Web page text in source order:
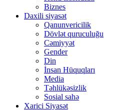
Biznes
Daxili siyasət
Qanunvericilik
Dövlət quruculuğu
Cəmiyyət
Gender
Din
İnsan Hüquqları
Media
Təhlükəsizlik
Sosial sahə
Xarici Siyasət